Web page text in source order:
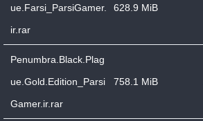
ue.Farsi_ParsiGamer.
ir.rar
628.9 MiB
Penumbra.Black.Plag
ue.Gold.Edition_Parsi
Gamer.ir.rar
758.1 MiB